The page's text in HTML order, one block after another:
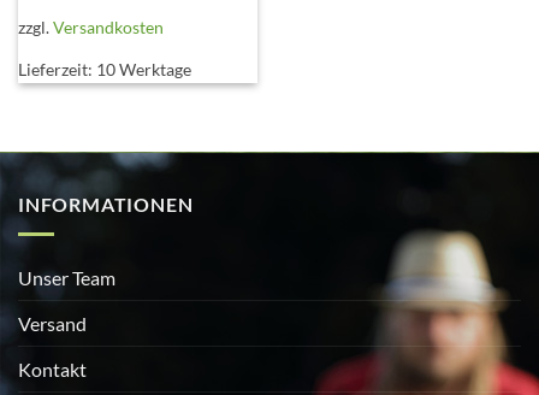
zzgl.Versandkosten
Lieferzeit: 10 Werktage
INFORMATIONEN
Unser Team
Versand
Kontakt